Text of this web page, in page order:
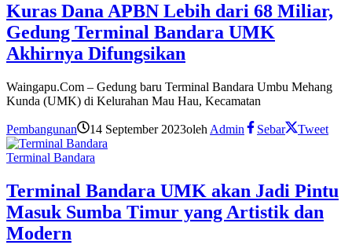
Kuras Dana APBN Lebih dari 68 Miliar,
Gedung Terminal Bandara UMK
Akhirnya Difungsikan
Waingapu.Com – Gedung baru Terminal Bandara Umbu Mehang
Kunda (UMK) di Kelurahan Mau Hau, Kecamatan
Pembangunan 14 September 2023oleh Admin Sebar Tweet
Terminal Bandara
Terminal Bandara UMK akan Jadi Pintu
Masuk Sumba Timur yang Artistik dan
Modern